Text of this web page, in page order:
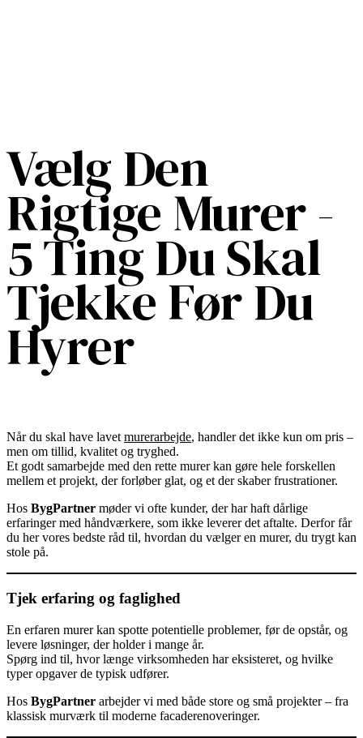
Vælg Den
Rigtige Murer -
5 Ting Du Skal
Tjekke Før Du
Hyrer
Når du skal have lavet murerarbejde, handler det ikke kun om pris –
men om tillid, kvalitet og tryghed.
Et godt samarbejde med den rette murer kan gøre hele forskellen
mellem et projekt, der forløber glat, og et der skaber frustrationer.
Hos BygPartner møder vi ofte kunder, der har haft dårlige
erfaringer med håndværkere, som ikke leverer det aftalte. Derfor får
du her vores bedste råd til, hvordan du vælger en murer, du trygt kan
stole på.
Tjek erfaring og faglighed
En erfaren murer kan spotte potentielle problemer, før de opstår, og
levere løsninger, der holder i mange år.
Spørg ind til, hvor længe virksomheden har eksisteret, og hvilke
typer opgaver de typisk udfører.
Hos BygPartner arbejder vi med både store og små projekter – fra
klassisk murværk til moderne facaderenoveringer.